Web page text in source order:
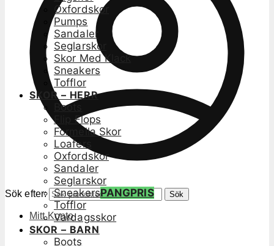
Sök efter: Sök
Mitt Konto
Oxfordskor
Pumps
Sandaler
Seglarskor
Skor Med Klack
Sneakers
Tofflor
SKOR – HERR
Boots
Flip Flops
Formella Skor
Loafers
Oxfordskor
Sandaler
Seglarskor
SneakersPANGPRIS
Tofflor
Vardagsskor
SKOR – BARN
Boots